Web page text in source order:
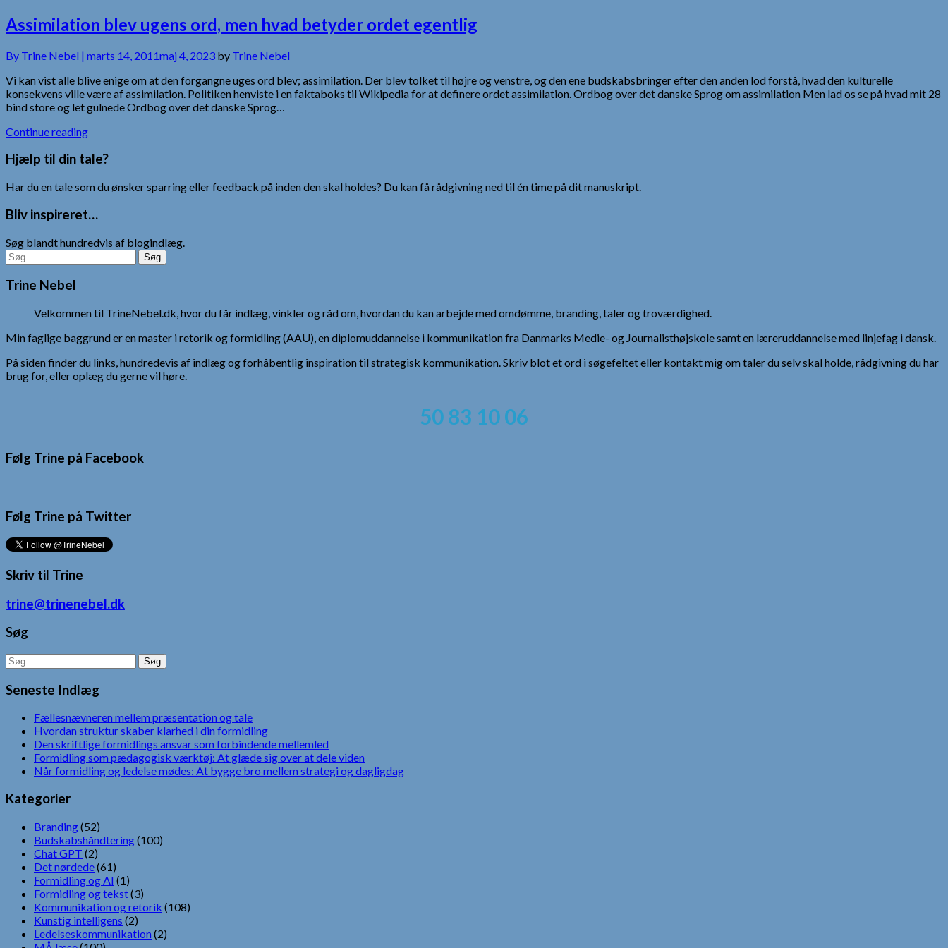
Assimilation blev ugens ord, men hvad betyder ordet egentlig
By Trine Nebel | marts 14, 2011maj 4, 2023 by Trine Nebel
Vi kan vist alle blive enige om at den forgangne uges ord blev; assimilation. Der blev tolket til højre og venstre, og den ene budskabsbringer efter den anden lod forstå, hvad den kulturelle
konsekvens ville være af assimilation. Politiken henviste i en faktaboks til Wikipedia for at definere ordet assimilation. Ordbog over det danske Sprog om assimilation Men lad os se på hvad mit 28
bind store og let gulnede Ordbog over det danske Sprog…
Continue reading
Hjælp til din tale?
Har du en tale som du ønsker sparring eller feedback på inden den skal holdes? Du kan få rådgivning ned til én time på dit manuskript.
Bliv inspireret…
Søg blandt hundredvis af blogindlæg.
Søg
efter:
Trine Nebel
Velkommen til TrineNebel.dk, hvor du får indlæg, vinkler og råd om, hvordan du kan arbejde med omdømme, branding, taler og troværdighed.
Min faglige baggrund er en master i retorik og formidling (AAU), en diplomuddannelse i kommunikation fra Danmarks Medie- og Journalisthøjskole samt en læreruddannelse med linjefag i dansk.
På siden finder du links, hundredevis af indlæg og forhåbentlig inspiration til strategisk kommunikation. Skriv blot et ord i søgefeltet eller kontakt mig om taler du selv skal holde, rådgivning du har
brug for, eller oplæg du gerne vil høre.
50 83 10 06
Følg Trine på Facebook
Følg Trine på Twitter
Skriv til Trine
trine@trinenebel.dk
Søg
Søg
efter:
Seneste Indlæg
Fællesnævneren mellem præsentation og tale
Hvordan struktur skaber klarhed i din formidling
Den skriftlige formidlings ansvar som forbindende mellemled
Formidling som pædagogisk værktøj: At glæde sig over at dele viden
Når formidling og ledelse mødes: At bygge bro mellem strategi og dagligdag
Kategorier
Branding(52)
Budskabshåndtering(100)
Chat GPT (2)
Det nørdede(61)
Formidling og AI (1)
Formidling og tekst(3)
Kommunikation og retorik (108)
Kunstig intelligens (2)
Ledelseskommunikation (2)